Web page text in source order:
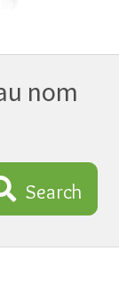
nom
Search